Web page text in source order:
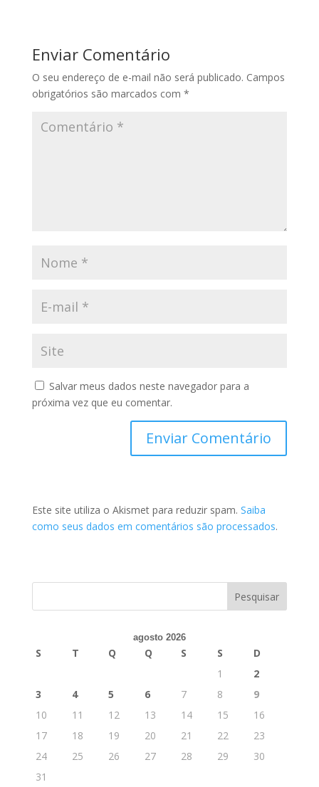
Enviar Comentário
O seu endereço de e-mail não será publicado. Campos
obrigatórios são marcados com *
Salvar meus dados neste navegador para a
próxima vez que eu comentar.
Este site utiliza o Akismet para reduzir spam. Saiba
como seus dados em comentários são processados.
agosto 2026
S T Q Q S S
D
1
2
3
4 5 6 7 8
9
10
11 12 13 14 15
16
17
18 19 20 21 22
23
24
25 26 27 28 29
30
31